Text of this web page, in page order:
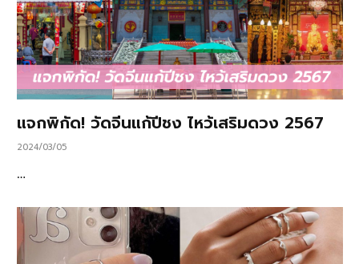
แจกพิกัด! วัดจีนแก้ปีชง ไหว้เสริมดวง 2567
2024/03/05
…